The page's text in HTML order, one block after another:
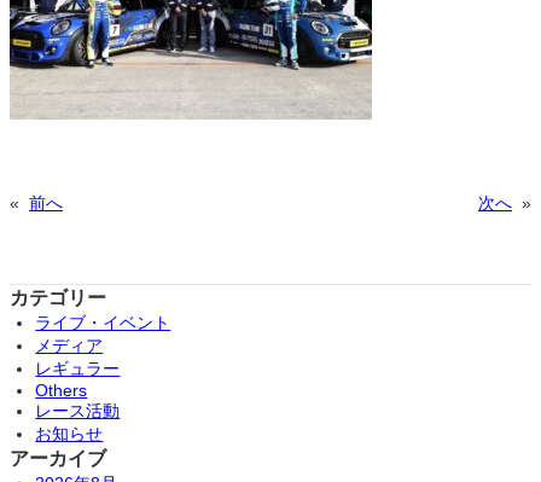
« 前へ 次へ »
カテゴリー
ライブ・イベント
メディア
レギュラー
Others
レース活動
お知らせ
アーカイブ